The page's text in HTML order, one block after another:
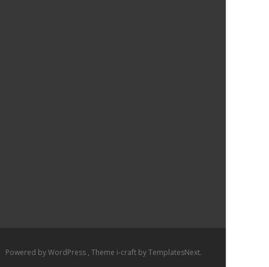
Powered by WordPress , Theme i-craft by TemplatesNext.